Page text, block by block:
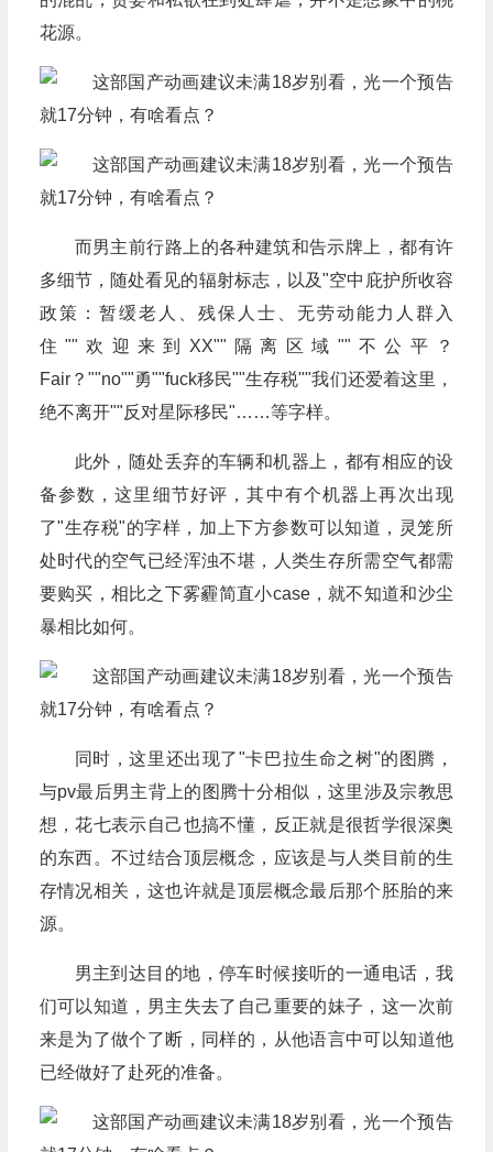
花源。
而男主前行路上的各种建筑和告示牌上，都有许
多细节，随处看见的辐射标志，以及"空中庇护所收容
政策：暂缓老人、残保人士、无劳动能力人群入
住""欢迎来到XX""隔离区域""不公平？
Fair？""no""勇""fuck移民""生存税""我们还爱着这里，
绝不离开""反对星际移民"……等字样。
此外，随处丢弃的车辆和机器上，都有相应的设
备参数，这里细节好评，其中有个机器上再次出现
了"生存税"的字样，加上下方参数可以知道，灵笼所
处时代的空气已经浑浊不堪，人类生存所需空气都需
要购买，相比之下雾霾简直小case，就不知道和沙尘
暴相比如何。
同时，这里还出现了"卡巴拉生命之树"的图腾，
与pv最后男主背上的图腾十分相似，这里涉及宗教思
想，花七表示自己也搞不懂，反正就是很哲学很深奥
的东西。不过结合顶层概念，应该是与人类目前的生
存情况相关，这也许就是顶层概念最后那个胚胎的来
源。
男主到达目的地，停车时候接听的一通电话，我
们可以知道，男主失去了自己重要的妹子，这一次前
来是为了做个了断，同样的，从他语言中可以知道他
已经做好了赴死的准备。